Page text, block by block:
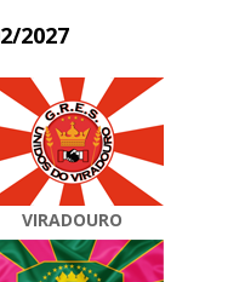
2027
VIRADOURO